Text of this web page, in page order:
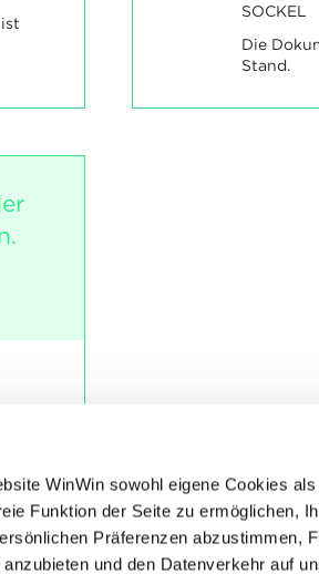
WinWin sowohl eigene Cookies
Funktion der Seite zu ermöglichen,
Präferenzen abzustimmen,
und den Datenverkehr auf
SOCKEL
Die
Stand.